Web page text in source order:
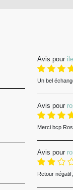
Avis pour
Un bel
Avis pour
Merci bcp
Avis pour
Retour